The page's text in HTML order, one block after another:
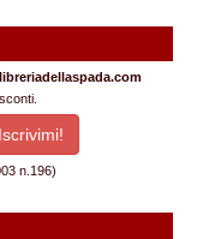
n.196)